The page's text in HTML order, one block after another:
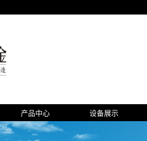
产品中心 设备展示